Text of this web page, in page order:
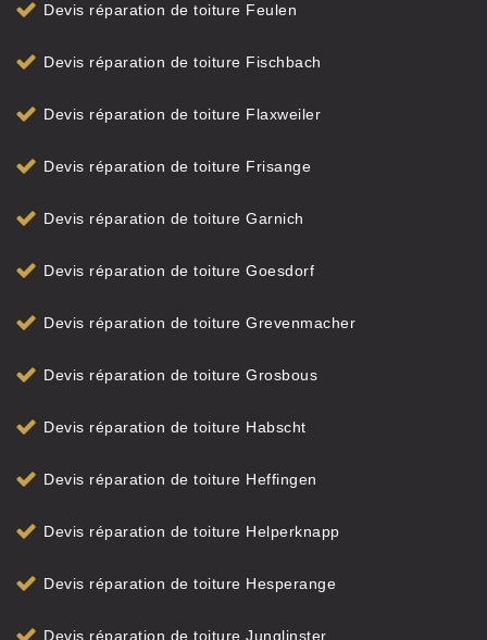
Devis réparation de toiture Feulen
Devis réparation de toiture Fischbach
Devis réparation de toiture Flaxweiler
Devis réparation de toiture Frisange
Devis réparation de toiture Garnich
Devis réparation de toiture Goesdorf
Devis réparation de toiture Grevenmacher
Devis réparation de toiture Grosbous
Devis réparation de toiture Habscht
Devis réparation de toiture Heffingen
Devis réparation de toiture Helperknapp
Devis réparation de toiture Hesperange
Devis réparation de toiture Junglinster